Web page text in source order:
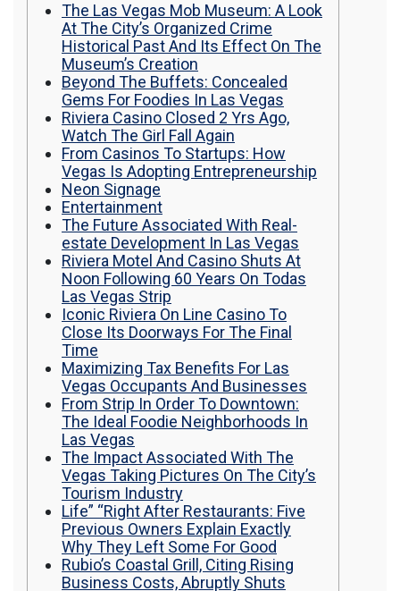
The Las Vegas Mob Museum: A Look
At The City’s Organized Crime
Historical Past And Its Effect On The
Museum’s Creation
Beyond The Buffets: Concealed
Gems For Foodies In Las Vegas
Riviera Casino Closed 2 Yrs Ago,
Watch The Girl Fall Again
From Casinos To Startups: How
Vegas Is Adopting Entrepreneurship
Neon Signage
Entertainment
The Future Associated With Real-
estate Development In Las Vegas
Riviera Motel And Casino Shuts At
Noon Following 60 Years On Todas
Las Vegas Strip
Iconic Riviera On Line Casino To
Close Its Doorways For The Final
Time
Maximizing Tax Benefits For Las
Vegas Occupants And Businesses
From Strip In Order To Downtown:
The Ideal Foodie Neighborhoods In
Las Vegas
The Impact Associated With The
Vegas Taking Pictures On The City’s
Tourism Industry
Life” “Right After Restaurants: Five
Previous Owners Explain Exactly
Why They Left Some For Good
Rubio’s Coastal Grill, Citing Rising
Business Costs, Abruptly Shuts